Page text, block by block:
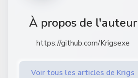
À propos de l'auteur
https://github.com/Krigsexe
Voir tous les articles de Krigs